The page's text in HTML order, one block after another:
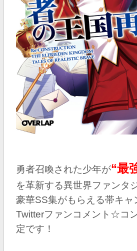
勇者召喚された少年が“最
を革新する異世界ファンタ
豪華SS集がもらえる帯キャ
Twitterファンコメント☆コ
定です！